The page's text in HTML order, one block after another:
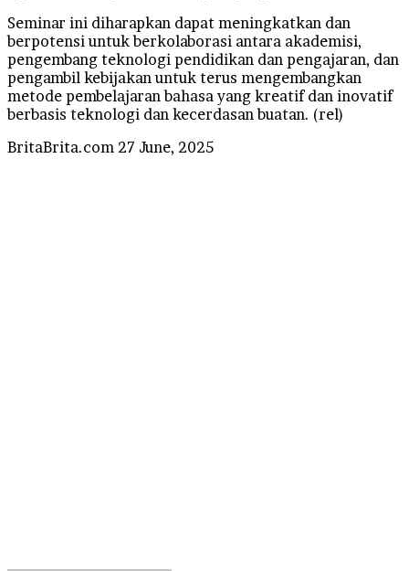
Seminar ini diharapkan dapat meningkatkan dan
berpotensi untuk berkolaborasi antara akademisi,
pengembang teknologi pendidikan dan pengajaran, dan
pengambil kebijakan untuk terus mengembangkan
metode pembelajaran bahasa yang kreatif dan inovatif
berbasis teknologi dan kecerdasan buatan. (rel)
BritaBrita.com Send
27 June, 2025